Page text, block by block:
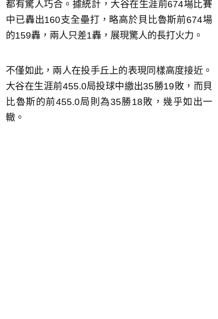
都有驚人巧合。據統計，大谷在生涯前674場比賽
中已轟出160支全壘打，略高於貝比魯斯前674場
的159轟，兩人只差1轟，展現驚人的長打火力。
不僅如此，兩人在投手丘上的表現同樣高度接近。
大谷在生涯前455.0局投球中繳出35勝19敗，而貝
比魯斯的前455.0局則為35勝18敗，幾乎如出一
轍。